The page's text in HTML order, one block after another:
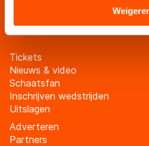
Sommige partners kunnen
landen buiten de EU, zoals de
adequaat beschermingsniveau
Door op ‘Toestaan’ te klikken,
overdracht. Meer informatie
Tickets
Nieuws & video
Schaatsfan
Inschrijven wedstrijden
Uitslagen
Adverteren
Partners